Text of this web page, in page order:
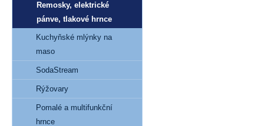
Remosky, elektrické
pánve, tlakové hrnce
Kuchyňské mlýnky na
maso
SodaStream
Rýžovary
Pomalé a multifunkční
hrnce